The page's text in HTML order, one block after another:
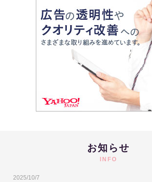
お知らせ
INFO
2025/10/7